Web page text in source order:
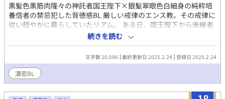
黒髪色黒筋肉隆々の神託者国王陛下×銀髪翠眼色白細身の純粋培
養信者の禁忌犯した背徳感BL 厳しい戒律のエンス教。その戒律に
従い穏やかに暮らしていたリアム。 ある日、国王陛下から後継者
指名をされてしまい...。 マサミール・ｺ-ﾄ 40代後半 185cm エンス
国の国王兼エンス教の神託者。黒髪に肌は浅黒く筋肉質。勤勉な
働きにより前国王に指名される。近隣の街からやってきたとされ
ているが...。 リアム・クラーク 20代前半 160cm 敬虔なエンス教
の信徒で、マサミールから次期後継者の指名を受ける。銀髪翠眼
で、色白の細身。エンス教に心酔しているため、マサミールは神
と同等の存在と感じている。 耳責め、媚薬、羞恥プレイ、異物挿
続きを読む
文字数 20,086 最終更新日 2025.2.24 登録日 2025.2.24
濃密BL